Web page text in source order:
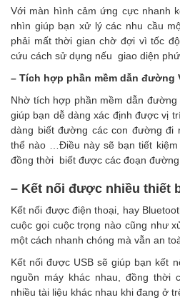
Với màn hình cảm ứng cực nhanh
nhìn giúp bạn xử lý các nhu cầu
phải mất thời gian chờ đợi vì tốc
cứu cách sử dụng nếu giao diện
– Tích hợp phần mềm dẫn đường
Nhờ tích hợp phần mềm dẫn đường
giúp bạn dễ dàng xác định được vị
dàng biết đường các con đường đi
thể nào …Điều này sẽ bạn tiết
đồng thời biết được các đoạn đường
– Kết nối được nhiều thiết
Kết nối được điện thoại, hay
cuộc gọi cuộc trọng nào cũng như
một cách nhanh chóng mà vẫn an
Kết nối được USB sẽ giúp bạn kết
nguồn máy khác nhau, đồng thời
nhiều tài liệu khác nhau khi đang ở